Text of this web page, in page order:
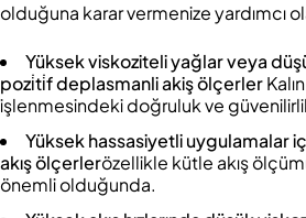
olduğuna karar vermenize yardımcı
Yüksek viskoziteli yağlar veya
pozi̇ti̇f deplasmanli akiş ölçerler
işlenmesindeki doğruluk ve
Yüksek hassasiyetli uygulamalar
akış ölçerlerözellikle kütle akış
önemli olduğunda.